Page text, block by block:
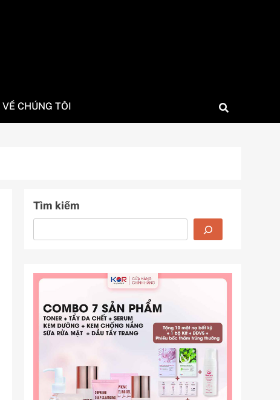
VỀ CHÚNG TÔI
Tìm kiếm